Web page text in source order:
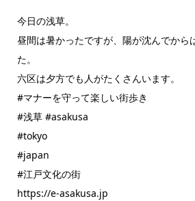
今日の浅草。
昼間は暑かったですが、陽が沈んでから
た。
六区は夕方でも人がたくさんいます。
#マナーを守って楽しい街歩き
#浅草 #asakusa
#tokyo
#japan
#江戸文化の街
https://e-asakusa.jp